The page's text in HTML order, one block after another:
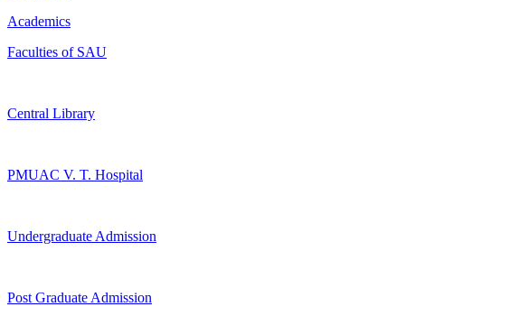
Academics
Faculties of SAU
Central Library
PMUAC V. T. Hospital
Undergraduate Admission
Post Graduate Admission